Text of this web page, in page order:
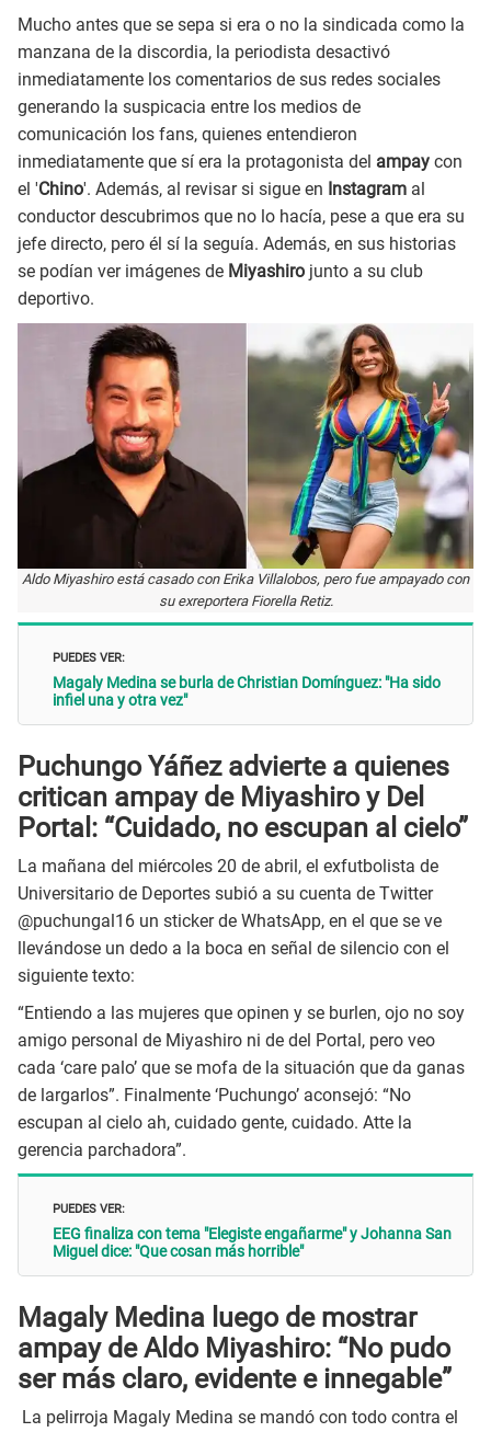
Mucho antes que se sepa si era o no la sindicada como la
manzana de la discordia, la periodista desactivó
inmediatamente los comentarios de sus redes sociales
generando la suspicacia entre los medios de
comunicación los fans, quienes entendieron
inmediatamente que sí era la protagonista del ampay con
el 'Chino'. Además, al revisar si sigue en Instagram al
conductor descubrimos que no lo hacía, pese a que era su
jefe directo, pero él sí la seguía. Además, en sus historias
se podían ver imágenes de Miyashiro junto a su club
deportivo.
Aldo Miyashiro está casado con Erika Villalobos, pero fue ampayado con
su exreportera Fiorella Retiz.
PUEDES VER:
Magaly Medina se burla de Christian Domínguez: "Ha sido
infiel una y otra vez"
Puchungo Yáñez advierte a quienes
critican ampay de Miyashiro y Del
Portal: “Cuidado, no escupan al cielo”
La mañana del miércoles 20 de abril, el exfutbolista de
Universitario de Deportes subió a su cuenta de Twitter
@puchungal16 un sticker de WhatsApp, en el que se ve
llevándose un dedo a la boca en señal de silencio con el
siguiente texto:
“Entiendo a las mujeres que opinen y se burlen, ojo no soy
amigo personal de Miyashiro ni de del Portal, pero veo
cada ‘care palo’ que se mofa de la situación que da ganas
de largarlos”. Finalmente ‘Puchungo’ aconsejó: “No
escupan al cielo ah, cuidado gente, cuidado. Atte la
gerencia parchadora”.
PUEDES VER:
EEG finaliza con tema "Elegiste engañarme" y Johanna San
Miguel dice: "Que cosan más horrible"
Magaly Medina luego de mostrar
ampay de Aldo Miyashiro: “No pudo
ser más claro, evidente e innegable”
La pelirroja Magaly Medina se mandó con todo contra el